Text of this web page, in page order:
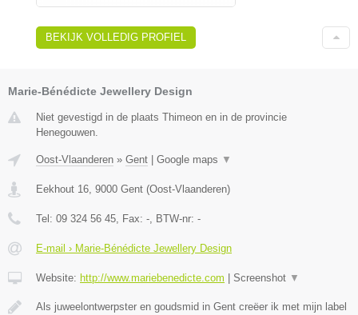
BEKIJK VOLLEDIG PROFIEL
Marie-Bénédicte Jewellery Design
Niet gevestigd in de plaats Thimeon en in de provincie
Henegouwen.
Oost-Vlaanderen » Gent Google maps ▼
Eekhout 16, 9000 Gent (Oost-Vlaanderen)
Tel: 09 324 56 45, Fax: -, BTW-nr: -
E-mail › Marie-Bénédicte Jewellery Design
Website: http://www.mariebenedicte.com Screenshot ▼
Als juweelontwerpster en goudsmid in Gent creëer ik met mijn label